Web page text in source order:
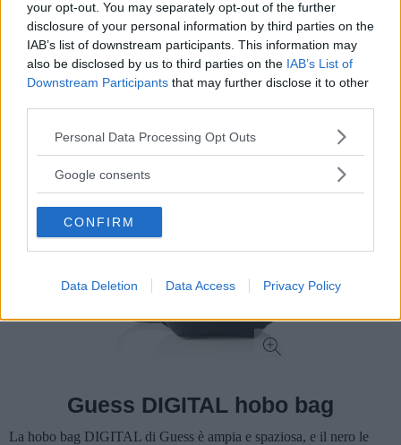
your opt-out. You may separately opt-out of the further
disclosure of your personal information by third parties on the
IAB’s list of downstream participants. This information may
also be disclosed by us to third parties on the IAB’s List of
Downstream Participants that may further disclose it to other
Please note that this website/app uses one or more Google
not limited to your visit or usage behaviour. You may click to
use your data for below specified purposes in below Google
consent section.
Personal Data Processing Opt Outs
Google consents
CONFIRM
Data Deletion Data Access Privacy Policy
Ampia
CONTRO
Da lavare solo con prodotti apposta per la pelle
Guess DIGITAL hobo bag
La hobo bag DIGITAL di Guess è ampia e spaziosa, e il nero le